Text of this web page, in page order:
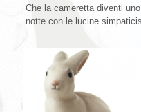
Che la cameretta diventi
notte con le lucine